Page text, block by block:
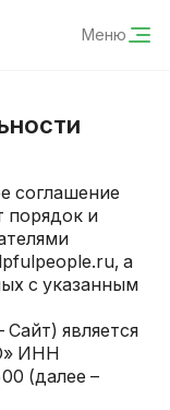
Меню
соглашение
порядок и
а
с указанным
является
ИНН
(далее –